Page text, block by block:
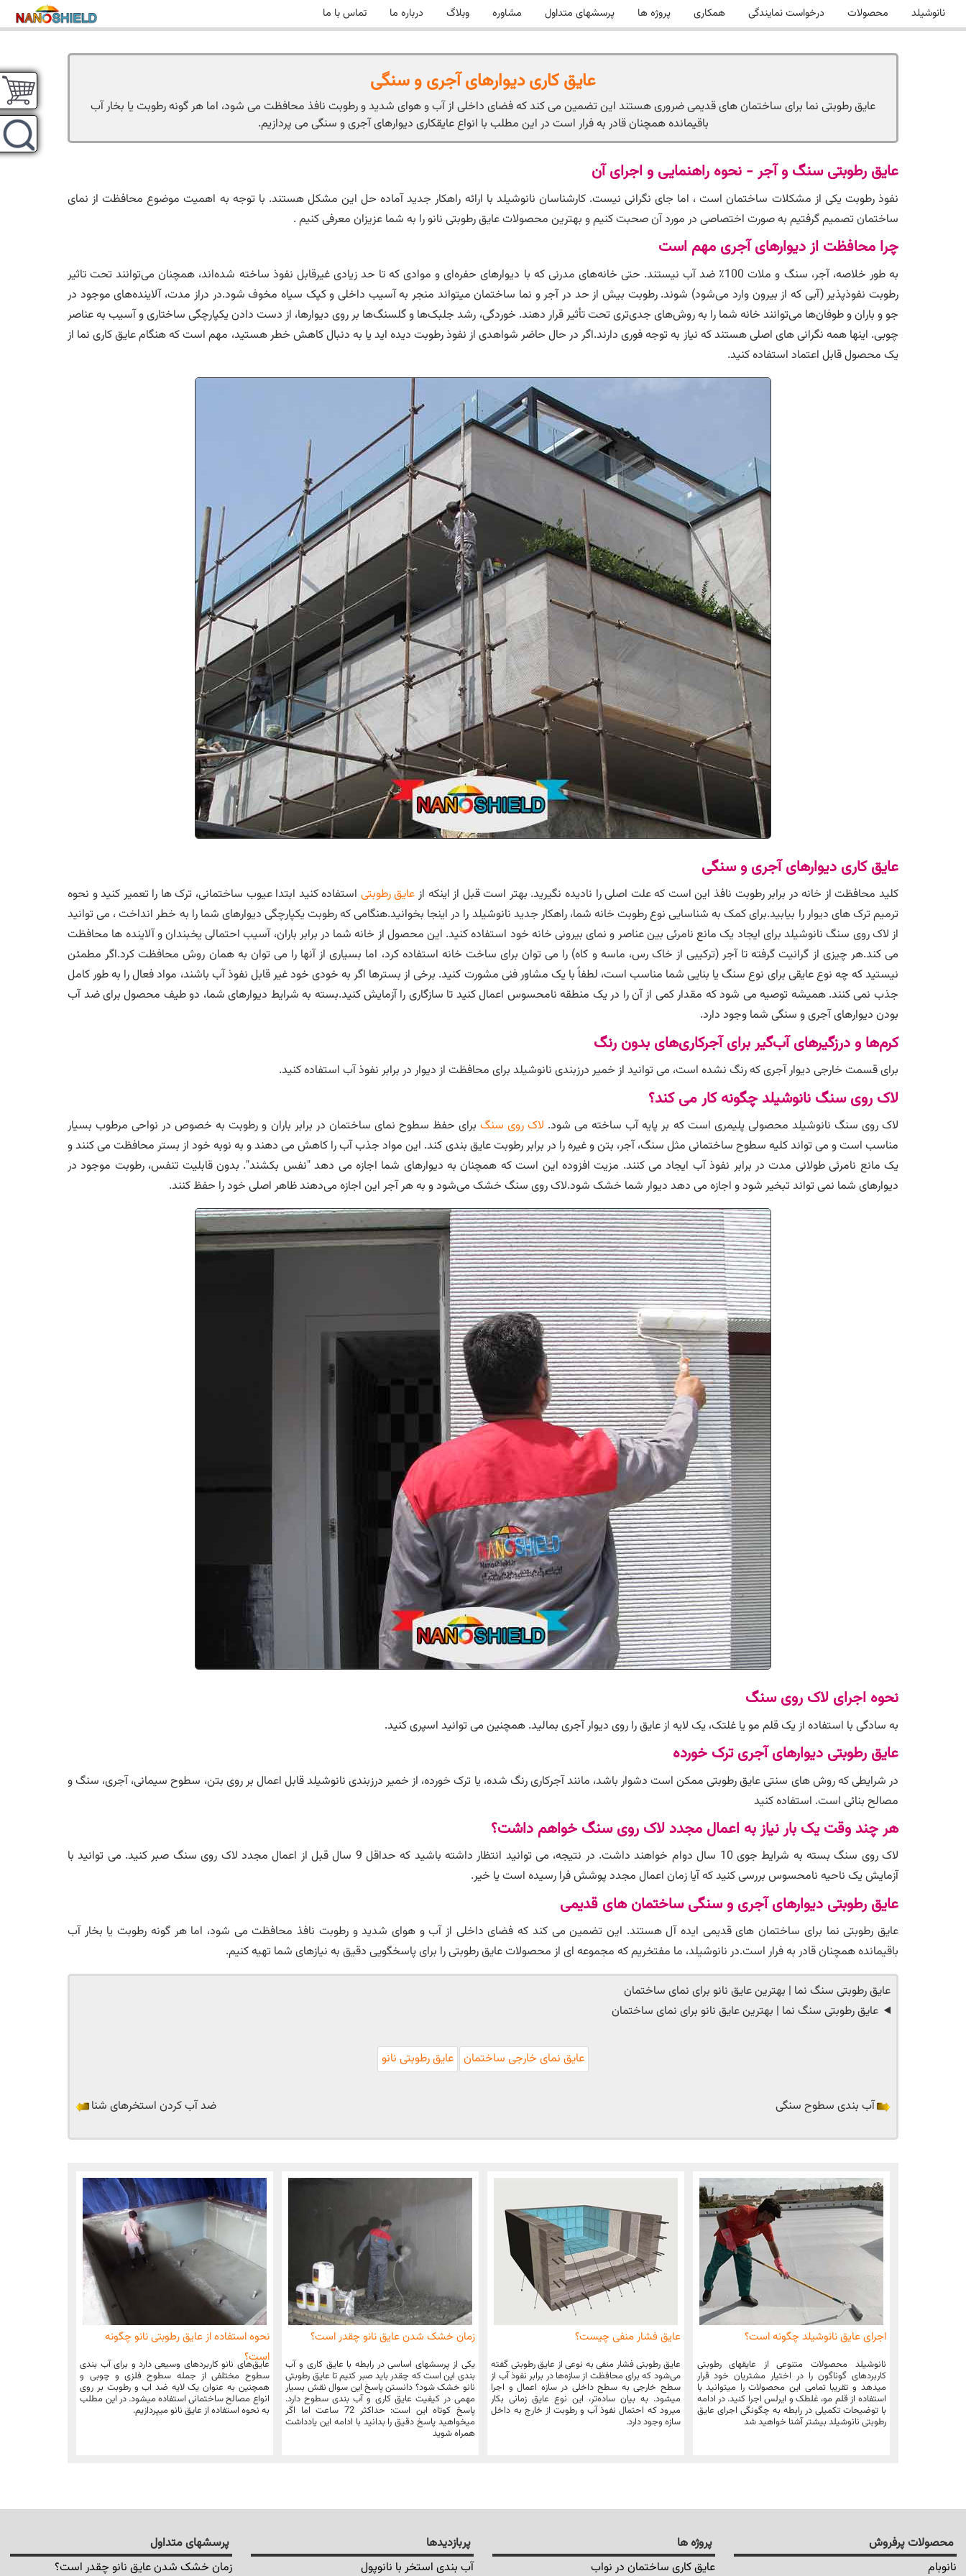
نانوشیلد محصولات درخواست نمایندگی همکاری پروژه ها پرسشهای متداول مشاوره وبلاگ درباره ما تماس با ما
عایق کاری دیوارهای آجری و سنگی
عایق رطوبتی نما برای ساختمان های قدیمی ضروری هستند این تضمین می کند که فضای داخلی از آب و هوای شدید و رطوبت نافذ محافظت می شود، اما هر گونه رطوبت یا بخار آب
باقیمانده همچنان قادر به فرار است در این مطلب با انواع عایقکاری دیوارهای آجری و سنگی می پردازیم.
عایق رطوبتی سنگ و آجر - نحوه راهنمایی و اجرای آن
نفوذ رطوبت یکی از مشکلات ساختمان است ، اما جای نگرانی نیست. کارشناسان نانوشیلد با ارائه راهکار جدید آماده حل این مشکل هستند. با توجه به اهمیت موضوع محافظت از نمای
ساختمان تصمیم گرفتیم به صورت اختصاصی در مورد آن صحبت کنیم و بهترین محصولات عایق رطوبتی نانو را به شما عزیزان معرفی کنیم .
چرا محافظت از دیوارهای آجری مهم است
به طور خلاصه، آجر، سنگ و ملات 100٪ ضد آب نیستند. حتی خانه‌های مدرنی که با دیوارهای حفره‌ای و موادی که تا حد زیادی غیرقابل نفوذ ساخته شده‌اند، همچنان می‌توانند تحت تاثیر
رطوبت نفوذپذیر (آبی که از بیرون وارد می‌شود) شوند. رطوبت بیش از حد در آجر و نما ساختمان میتواند منجر به آسیب داخلی و کپک سیاه مخوف شود.در دراز مدت، آلاینده‌های موجود در
جو و باران و طوفان‌ها می‌توانند خانه شما را به روش‌های جدی‌تری تحت تأثیر قرار دهند. خوردگی، رشد جلبک‌ها و گلسنگ‌ها بر روی دیوارها، از دست دادن یکپارچگی ساختاری و آسیب به عناصر
چوبی. اینها همه نگرانی های اصلی هستند که نیاز به توجه فوری دارند.اگر در حال حاضر شواهدی از نفوذ رطوبت دیده اید یا به دنبال کاهش خطر هستید، مهم است که هنگام عایق کاری نما از
یک محصول قابل اعتماد استفاده کنید.
عایق کاری دیوارهای آجری و سنگی
کلید محافظت از خانه در برابر رطوبت نافذ این است که علت اصلی را نادیده نگیرید. بهتر است قبل از اینکه از عایق رطوبتی استفاده کنید ابتدا عیوب ساختمانی، ترک ها را تعمیر کنید و نحوه
ترمیم ترک های دیوار را بیابید.برای کمک به شناسایی نوع رطوبت خانه شما، راهکار جدید نانوشیلد را در اینجا بخوانید.هنگامی که رطوبت یکپارچگی دیوارهای شما را به خطر انداخت ، می توانید
از لاک روی سنگ نانوشیلد برای ایجاد یک مانع نامرئی بین عناصر و نمای بیرونی خانه خود استفاده کنید. این محصول از خانه شما در برابر باران، آسیب احتمالی یخبندان و آلاینده ها محافظت
می کند.هر چیزی از گرانیت گرفته تا آجر (ترکیبی از خاک رس، ماسه و کاه) را می توان برای ساخت خانه استفاده کرد، اما بسیاری از آنها را می توان به همان روش محافظت کرد.اگر مطمئن
نیستید که چه نوع عایقی برای نوع سنگ یا بنایی شما مناسب است، لطفاً با یک مشاور فنی مشورت کنید. برخی از بسترها اگر به خودی خود غیر قابل نفوذ آب باشند، مواد فعال را به طور کامل
جذب نمی کنند. همیشه توصیه می شود که مقدار کمی از آن را در یک منطقه نامحسوس اعمال کنید تا سازگاری را آزمایش کنید.بسته به شرایط دیوارهای شما، دو طیف محصول برای ضد آب
بودن دیوارهای آجری و سنگی شما وجود دارد.
کرم‌ها و درزگیرهای آب‌گیر برای آجرکاری‌های بدون رنگ
برای قسمت خارجی دیوار آجری که رنگ نشده است، می توانید از خمیر درزبندی نانوشیلد برای محافظت از دیوار در برابر نفوذ آب استفاده کنید.
لاک روی سنگ نانوشیلد چگونه کار می کند؟
لاک روی سنگ نانوشیلد محصولی پلیمری است که بر پایه آب ساخته می شود. لاک روی سنگبرای حفظ سطوح نمای ساختمان در برابر باران و رطوبت به خصوص در نواحی مرطوب بسیار
مناسب است و می تواند کلیه سطوح ساختمانی مثل سنگ، آجر، بتن و غیره را در برابر رطوبت عایق بندی کند. این مواد جذب آب را کاهش می دهند و به نوبه خود از بستر محافظت می کنند و
یک مانع نامرئی طولانی مدت در برابر نفوذ آب ایجاد می کنند. مزیت افزوده این است که همچنان به دیوارهای شما اجازه می دهد "نفس بکشند". بدون قابلیت تنفس، رطوبت موجود در
دیوارهای شما نمی تواند تبخیر شود و اجازه می دهد دیوار شما خشک شود.لاک روی سنگ خشک می‌شود و به هر آجر این اجازه می‌دهند ظاهر اصلی خود را حفظ کنند.
نحوه اجرای لاک روی سنگ
به سادگی با استفاده از یک قلم مو یا غلتک، یک لایه از عایق را روی دیوار آجری بمالید. همچنین می توانید اسپری کنید.
عایق رطوبتی دیوارهای آجری ترک خورده
در شرایطی که روش های سنتی عایق رطوبتی ممکن است دشوار باشد، مانند آجرکاری رنگ شده، یا ترک خورده، از خمیر درزبندی نانوشیلد قابل اعمال بر روی بتن، سطوح سیمانی، آجری، سنگ و
مصالح بنائی است. استفاده کنید
هر چند وقت یک بار نیاز به اعمال مجدد لاک روی سنگ خواهم داشت؟
لاک روی سنگ بسته به شرایط جوی 10 سال دوام خواهند داشت. در نتیجه، می توانید انتظار داشته باشید که حداقل 9 سال قبل از اعمال مجدد لاک روی سنگ صبر کنید. می توانید با
آزمایش یک ناحیه نامحسوس بررسی کنید که آیا زمان اعمال مجدد پوشش فرا رسیده است یا خیر.
عایق رطوبتی دیوارهای آجری و سنگی ساختمان های قدیمی
عایق رطوبتی نما برای ساختمان های قدیمی ایده آل هستند. این تضمین می کند که فضای داخلی از آب و هوای شدید و رطوبت نافذ محافظت می شود، اما هر گونه رطوبت یا بخار آب
باقیمانده همچنان قادر به فرار است.در نانوشیلد، ما مفتخریم که مجموعه ای از محصولات عایق رطوبتی را برای پاسخگویی دقیق به نیازهای شما تهیه کنیم.
عایق رطوبتی سنگ نما | بهترین عایق نانو برای نمای ساختمان
عایق رطوبتی سنگ نما | بهترین عایق نانو برای نمای ساختمان
عایق نمای خارجی ساختمان عایق رطوبتی نانو
آب بندی سطوح سنگی ضد آب کردن استخرهای شنا
اجرای عایق نانوشیلد چگونه است؟
نانوشیلد محصولات متنوعی از عایقهای رطوبتی
کاربردهای گوناگون را در اختیار مشتریان خود قرار
میدهد و تقریبا تمامی این محصولات را میتوانید با
استفاده از قلم مو، غلطک و ایرلس اجرا کنید. در ادامه
با توضیحات تکمیلی در رابطه به چگونگی اجرای عایق
رطوبتی نانوشیلد بیشتر آشنا خواهید شد
عایق فشار منفی چیست؟
عایق رطوبتی فشار منفی به نوعی از عایق رطوبتی گفته
می‌شود که برای محافظت از سازه‌ها در برابر نفوذ آب از
سطح خارجی به سطح داخلی در سازه اعمال و اجرا
میشود. به بیان ساده‌تر، این نوع عایق زمانی بکار
میرود که احتمال نفوذ آب و رطوبت از خارج به داخل
سازه وجود دارد.
زمان خشک شدن عایق نانو چقدر است؟
یکی از پرسشهای اساسی در رابطه با عایق کاری و آب
بندی این است که چقدر باید صبر کنیم تا عایق رطوبتی
نانو خشک شود؟ دانستن پاسخ این سوال نقش بسیار
مهمی در کیفیت عایق کاری و آب بندی سطوح دارد.
پاسخ کوتاه این است: حداکثر 72 ساعت اما اگر
میخواهید پاسخ دقیق را بدانید با ادامه این یادداشت
همراه شوید
نحوه استفاده از عایق رطوبتی نانو چگونه
است؟
عایق‌های نانو کاربردهای وسیعی دارد و برای آب بندی
سطوح مختلفی از جمله سطوح فلزی و چوبی و
همچنین به عنوان یک لایه ضد اب و رطوبت بر روی
انواع مصالح ساختمانی استفاده میشود. در این مطلب
به نحوه استفاده از عایق نانو میپردازیم.
محصولات پرفروش
نانوبام
پروژه ها
عایق کاری ساختمان در نواب
پربازدیدها
آب بندی استخر با نانوپول
پرسشهای متداول
زمان خشک شدن عایق نانو چقدر است؟